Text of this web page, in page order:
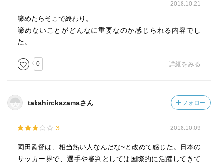
2018.10.21
諦めたらそこで終わり。
諦めないことがどんなに重要なのか感じられる内容でし
た。
0 詳細をみる
takahirokazamaさん フォロー
3 2018.10.09
岡田監督は、相当熱い人なんだな~と改めて感じた。日本の
サッカー界で、選手や審判としては国際的に活躍してきて